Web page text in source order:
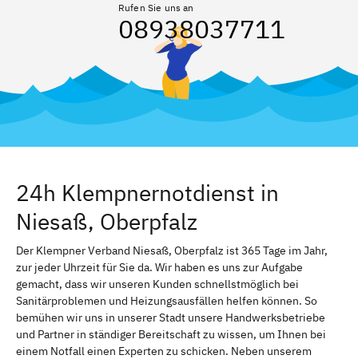
Rufen Sie uns an
08938037711
24h Klempnernotdienst in
Niesaß, Oberpfalz
Der Klempner Verband Niesaß, Oberpfalz ist 365 Tage im Jahr,
zur jeder Uhrzeit für Sie da. Wir haben es uns zur Aufgabe
gemacht, dass wir unseren Kunden schnellstmöglich bei
Sanitärproblemen und Heizungsausfällen helfen können. So
bemühen wir uns in unserer Stadt unsere Handwerksbetriebe
und Partner in ständiger Bereitschaft zu wissen, um Ihnen bei
einem Notfall einen Experten zu schicken. Neben unserem